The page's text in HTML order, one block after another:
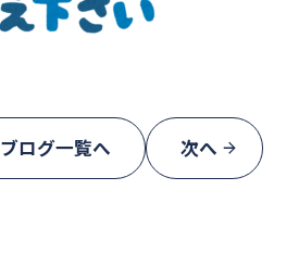
ブログ一覧へ 次へ